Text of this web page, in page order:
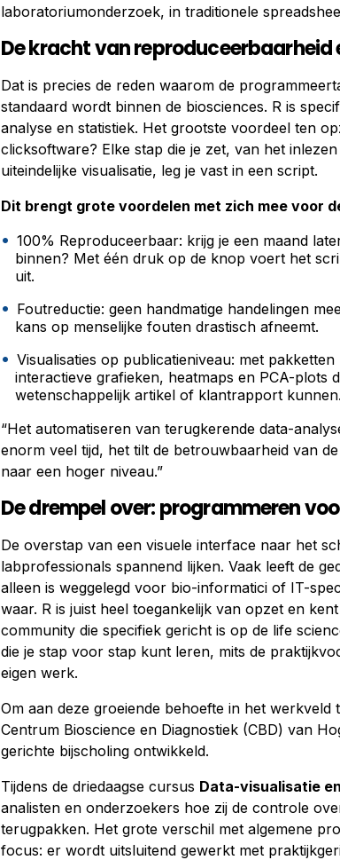
laboratoriumonderzoek, in traditionele
De kracht van
Dat is precies de reden waarom de
standaard wordt binnen de biosciences. R is
analyse en statistiek. Het grootste voordeel ten
clicksoftware? Elke stap die je zet, van het
uiteindelijke visualisatie, leg je vast in een script.
Dit brengt grote voordelen met zich mee voor
100% Reproduceerbaar: krijg je een maand
binnen? Met één druk op de knop voert het
uit.
Foutreductie: geen handmatige handelingen
kans op menselijke fouten drastisch afneemt.
Visualisaties op publicatieniveau: met
interactieve grafieken, heatmaps en PCA-plots
wetenschappelijk artikel of klantrapport kunnen.
“Het automatiseren van terugkerende data-
enorm veel tijd, het tilt de betrouwbaarheid van
naar een hoger niveau.”
De drempel over: programmeren
De overstap van een visuele interface naar het
labprofessionals spannend lijken. Vaak leeft de
alleen is weggelegd voor bio-informatici of IT-
waar. R is juist heel toegankelijk van opzet en
community die specifiek gericht is op de life
die je stap voor stap kunt leren, mits de
eigen werk.
Om aan deze groeiende behoefte in het werkveld
Centrum Bioscience en Diagnostiek (CBD) van
gerichte bijscholing ontwikkeld.
Tijdens de driedaagse cursus Data-visualisatie
analisten en onderzoekers hoe zij de controle
terugpakken. Het grote verschil met algemene
focus: er wordt uitsluitend gewerkt met